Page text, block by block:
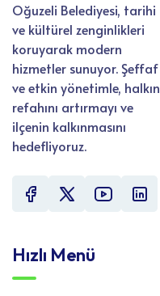
Oğuzeli Belediyesi, tarihi
ve kültürel zenginlikleri
koruyarak modern
hizmetler sunuyor. Şeffaf
ve etkin yönetimle, halkın
refahını artırmayı ve
ilçenin kalkınmasını
hedefliyoruz.
Hızlı Menü